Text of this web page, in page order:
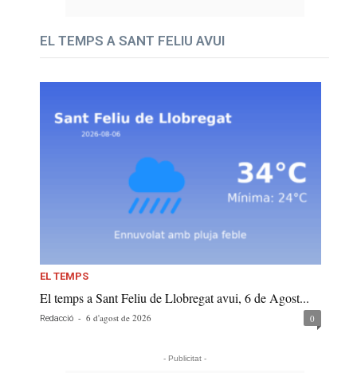
EL TEMPS A SANT FELIU AVUI
EL TEMPS
El temps a Sant Feliu de Llobregat avui, 6 de Agost...
Redacció - 6 d'agost de 2026 0
- Publicitat -